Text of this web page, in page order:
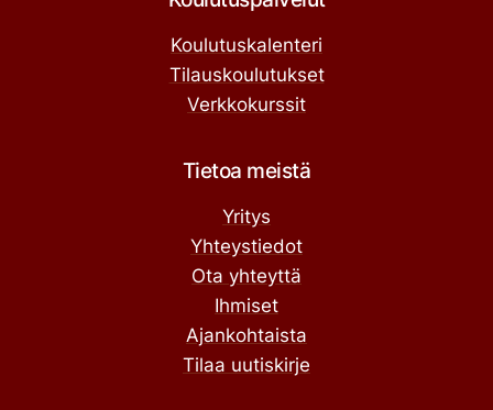
Koulutuskalenteri
Tilauskoulutukset
Verkkokurssit
Tietoa meistä
Yritys
Yhteystiedot
Ota yhteyttä
Ihmiset
Ajankohtaista
Tilaa uutiskirje